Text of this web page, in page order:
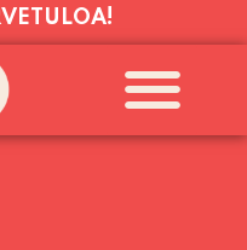
OLEMME
(PE-
ASTI